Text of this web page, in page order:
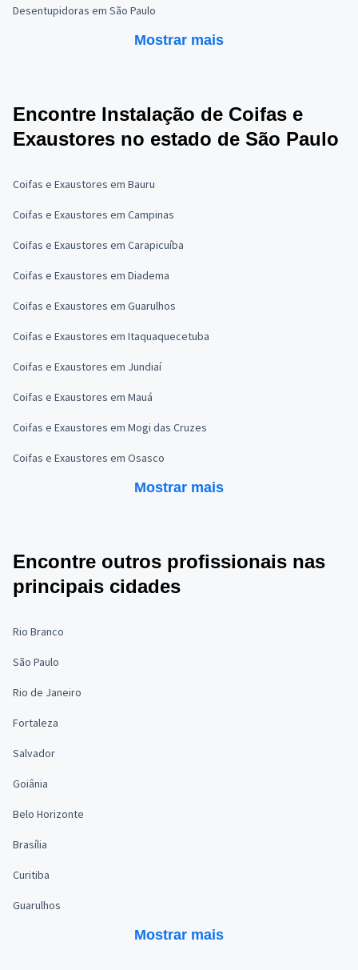
Desentupidoras em São Paulo
Mostrar mais
Encontre Instalação de Coifas e
Exaustores no estado de São Paulo
Coifas e Exaustores em Bauru
Coifas e Exaustores em Campinas
Coifas e Exaustores em Carapicuíba
Coifas e Exaustores em Diadema
Coifas e Exaustores em Guarulhos
Coifas e Exaustores em Itaquaquecetuba
Coifas e Exaustores em Jundiaí
Coifas e Exaustores em Mauá
Coifas e Exaustores em Mogi das Cruzes
Coifas e Exaustores em Osasco
Mostrar mais
Encontre outros profissionais nas
principais cidades
Rio Branco
São Paulo
Rio de Janeiro
Fortaleza
Salvador
Goiânia
Belo Horizonte
Brasília
Curitiba
Guarulhos
Mostrar mais